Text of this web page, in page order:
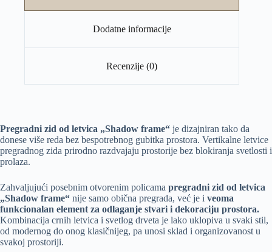
Dodatne informacije
Recenzije (0)
Pregradni zid od letvica „Shadow frame“ je dizajniran tako da
donese više reda bez bespotrebnog gubitka prostora. Vertikalne letvice
pregradnog zida prirodno razdvajaju prostorije bez blokiranja svetlosti i
prolaza.
Zahvaljujući posebnim otvorenim policama pregradni zid od letvica
„Shadow frame“ nije samo obična pregrada, već je i veoma
funkcionalan element za odlaganje stvari i dekoraciju prostora.
Kombinacija crnih letvica i svetlog drveta je lako uklopiva u svaki stil,
od modernog do onog klasičnijeg, pa unosi sklad i organizovanost u
svakoj prostoriji.